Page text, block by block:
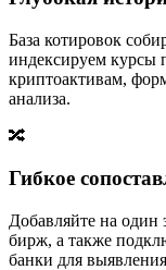
База котировок
индексируем курсы
криптоактивам,
анализа.
🔀
Гибкое
Добавляйте на
бирж, а также
банки для